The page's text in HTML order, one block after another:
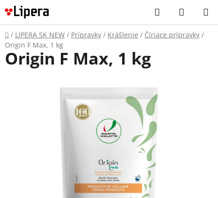
Prejsť
na
obsah
Hľadať
KOŠÍK
Domov
/ LIPERA SK NEW / Prípravky / Krášlenie / Číriace prípravky /
Origin F Max, 1 kg
Origin F Max, 1 kg